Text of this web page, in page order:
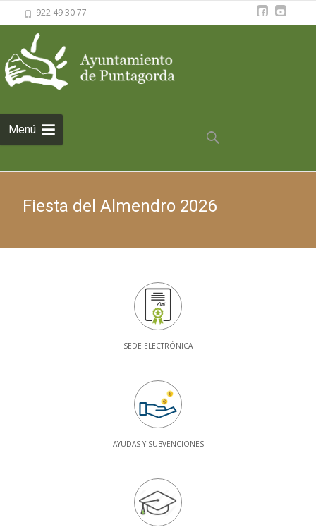
922 49 30 77
Menú
Saltar al
contenido
Buscar:
Fiesta del Almendro 2026
SEDE ELECTRÓNICA
AYUDAS Y SUBVENCIONES